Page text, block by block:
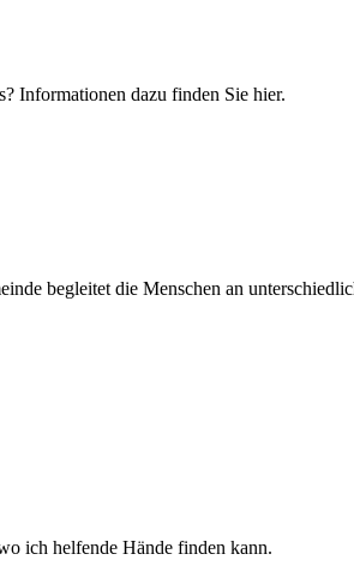
Informationen dazu finden Sie hier.
begleitet die Menschen an
ich helfende Hände finden kann.